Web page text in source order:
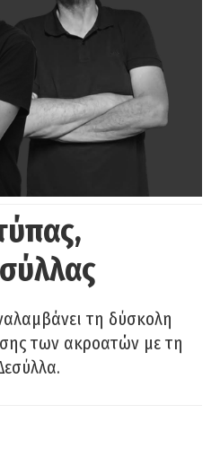
τη δύσκολη
των ακροατών με τη